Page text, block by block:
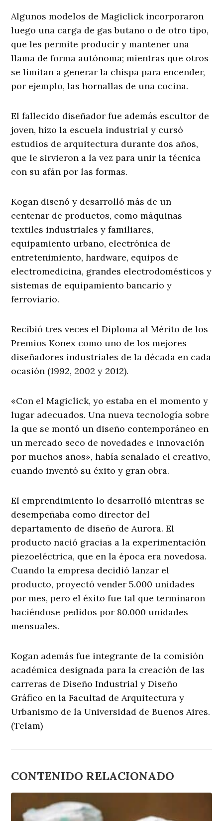
Algunos modelos de Magiclick incorporaron
luego una carga de gas butano o de otro tipo,
que les permite producir y mantener una
llama de forma autónoma; mientras que otros
se limitan a generar la chispa para encender,
por ejemplo, las hornallas de una cocina.
El fallecido diseñador fue además escultor de
joven, hizo la escuela industrial y cursó
estudios de arquitectura durante dos años,
que le sirvieron a la vez para unir la técnica
con su afán por las formas.
Kogan diseñó y desarrolló más de un
centenar de productos, como máquinas
textiles industriales y familiares,
equipamiento urbano, electrónica de
entretenimiento, hardware, equipos de
electromedicina, grandes electrodomésticos y
sistemas de equipamiento bancario y
ferroviario.
Recibió tres veces el Diploma al Mérito de los
Premios Konex como uno de los mejores
diseñadores industriales de la década en cada
ocasión (1992, 2002 y 2012).
«Con el Magiclick, yo estaba en el momento y
lugar adecuados. Una nueva tecnología sobre
la que se montó un diseño contemporáneo en
un mercado seco de novedades e innovación
por muchos años», había señalado el creativo,
cuando inventó su éxito y gran obra.
El emprendimiento lo desarrolló mientras se
desempeñaba como director del
departamento de diseño de Aurora. El
producto nació gracias a la experimentación
piezoeléctrica, que en la época era novedosa.
Cuando la empresa decidió lanzar el
producto, proyectó vender 5.000 unidades
por mes, pero el éxito fue tal que terminaron
haciéndose pedidos por 80.000 unidades
mensuales.
Kogan además fue integrante de la comisión
académica designada para la creación de las
carreras de Diseño Industrial y Diseño
Gráfico en la Facultad de Arquitectura y
Urbanismo de la Universidad de Buenos Aires.
(Telam)
CONTENIDO RELACIONADO